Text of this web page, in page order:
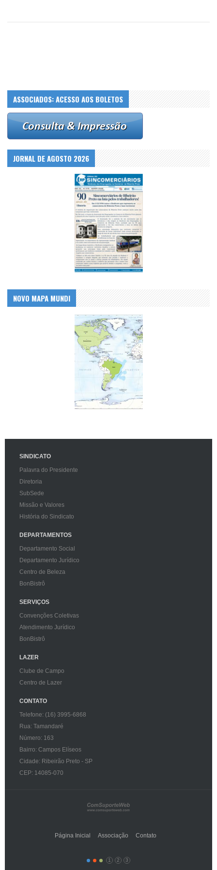
ASSOCIADOS: ACESSO AOS BOLETOS
JORNAL DE AGOSTO 2026
NOVO MAPA MUNDI
SINDICATO
Palavra do Presidente
Diretoria
SubSede
Missão e Valores
História do Sindicato
DEPARTAMENTOS
Departamento Social
Departamento Jurídico
Centro de Beleza
BonBistrô
SERVIÇOS
Convenções Coletivas
Atendimento Jurídico
BonBistrô
LAZER
Clube de Campo
Centro de Lazer
CONTATO
Telefone: (16) 3995-6868
Rua: Tamandaré
Número: 163
Bairro: Campos Elíseos
Cidade: Ribeirão Preto - SP
CEP: 14085-070
Página Inicial Associação Contato
1 2 3